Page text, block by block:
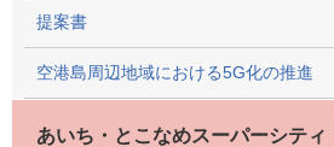
提案書
空港島周辺地域における5G化の推進
あいち・とこなめスーパーシティ